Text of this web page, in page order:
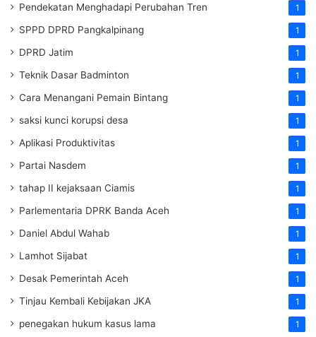
Pendekatan Menghadapi Perubahan Tren 1
SPPD DPRD Pangkalpinang 1
DPRD Jatim 1
Teknik Dasar Badminton 1
Cara Menangani Pemain Bintang 1
saksi kunci korupsi desa 1
Aplikasi Produktivitas 1
Partai Nasdem 1
tahap II kejaksaan Ciamis 1
Parlementaria DPRK Banda Aceh 1
Daniel Abdul Wahab 1
Lamhot Sijabat 1
Desak Pemerintah Aceh 1
Tinjau Kembali Kebijakan JKA 1
penegakan hukum kasus lama 1